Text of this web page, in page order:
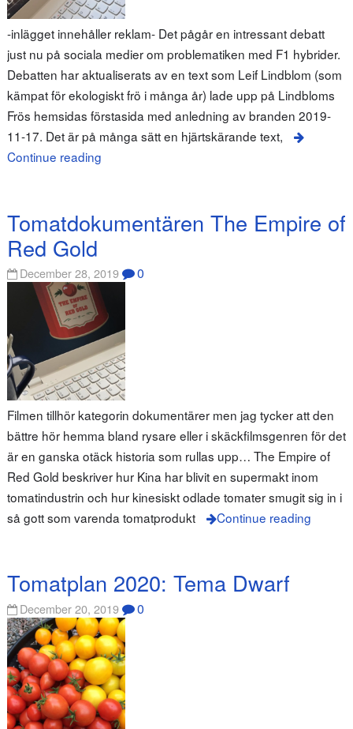
-inlägget innehåller reklam- Det pågår en intressant debatt
just nu på sociala medier om problematiken med F1 hybrider.
Debatten har aktualiserats av en text som Leif Lindblom (som
kämpat för ekologiskt frö i många år) lade upp på Lindbloms
Frös hemsidas förstasida med anledning av branden 2019-
11-17. Det är på många sätt en hjärtskärande text,
Continue reading
Tomatdokumentären The Empire of
Red Gold
December 28, 2019 0
Filmen tillhör kategorin dokumentärer men jag tycker att den
bättre hör hemma bland rysare eller i skäckfilmsgenren för det
är en ganska otäck historia som rullas upp… The Empire of
Red Gold beskriver hur Kina har blivit en supermakt inom
tomatindustrin och hur kinesiskt odlade tomater smugit sig in i
så gott som varenda tomatprodukt
Continue reading
Tomatplan 2020: Tema Dwarf
December 20, 2019 0